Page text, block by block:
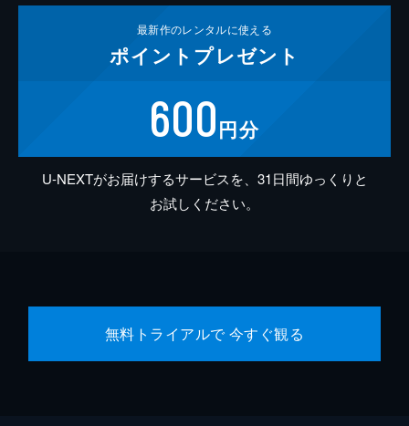
最新作のレンタルに使える
ポイント プレゼント
600円分
U-NEXTがお届けするサービスを、31日間ゆっくりと
お試しください。
無料トライアルで 今すぐ観る